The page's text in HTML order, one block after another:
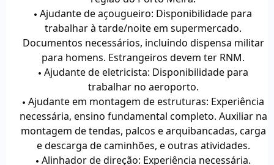
Ajudante de açougueiro: Disponibilidade para
trabalhar à tarde/noite em supermercado.
Documentos necessários, incluindo dispensa militar
para homens. Estrangeiros devem ter RNM.
Ajudante de eletricista: Disponibilidade para
trabalhar no aeroporto.
Ajudante em montagem de estruturas: Experiência
necessária, ensino fundamental completo. Auxiliar na
montagem de tendas, palcos e arquibancadas, carga
e descarga de caminhões, e outras atividades.
Alinhador de direção: Experiência necessária.